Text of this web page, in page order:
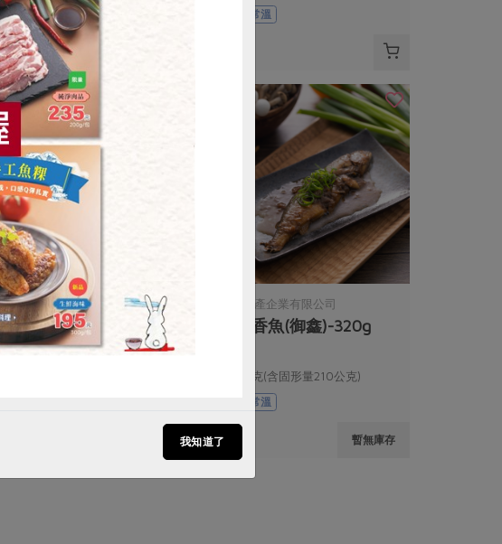
葷
常溫
$95
常溫
頂裕食品股份有限公司
玉米粒罐頭(頂裕)-185g/罐
暫無庫存
御鑫水產企業有限公司
香蔥香魚(御鑫)-320g
320公克(含固形量210公克)
常溫
$199 暫無庫存
食安 共同購買
我知道了